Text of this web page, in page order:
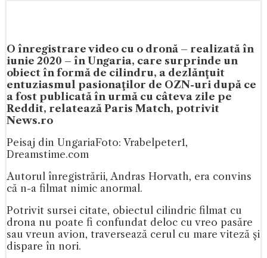
O înregistrare video cu o dronă – realizată în
iunie 2020 – în Ungaria, care surprinde un
obiect în formă de cilindru, a dezlănţuit
entuziasmul pasionaţilor de OZN-uri după ce
a fost publicată în urmă cu câteva zile pe
Reddit, relatează Paris Match, potrivit
News.ro
Peisaj din UngariaFoto: Vrabelpeter1,
Dreamstime.com
Autorul înregistrării, Andras Horvath, era convins
că n-a filmat nimic anormal.
Potrivit sursei citate, obiectul cilindric filmat cu
drona nu poate fi confundat deloc cu vreo pasăre
sau vreun avion, traversează cerul cu mare viteză şi
dispare în nori.